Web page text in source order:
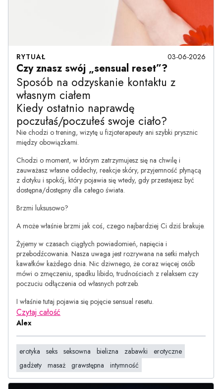
RYTUAŁ 03-06-2026
Czy znasz swój „sensual reset”?
Sposób na odzyskanie kontaktu z
własnym ciałem
Kiedy ostatnio naprawdę
poczułaś/poczułeś swoje ciało?
Nie chodzi o trening, wizytę u fizjoterapeuty ani szybki prysznic
między obowiązkami.
Chodzi o moment, w którym zatrzymujesz się na chwilę i
zauważasz własne oddechy, reakcje skóry, przyjemność płynącą
z dotyku i spokój, który pojawia się wtedy, gdy przestajesz być
dostępna/dostępny dla całego świata.
Brzmi luksusowo?
A może właśnie brzmi jak coś, czego najbardziej Ci dziś brakuje.
Żyjemy w czasach ciągłych powiadomień, napięcia i
przebodźcowania. Nasza uwaga jest rozrywana na setki małych
kawałków każdego dnia. Nic dziwnego, że coraz więcej osób
mówi o zmęczeniu, spadku libido, trudnościach z relaksem czy
poczuciu odłączenia od własnych potrzeb.
I właśnie tutaj pojawia się pojęcie sensual resetu.
Czytaj całość
Alex
erotyka seks seksowna bielizna zabawki
erotyczne
gadżety masaż grawstępna intymność